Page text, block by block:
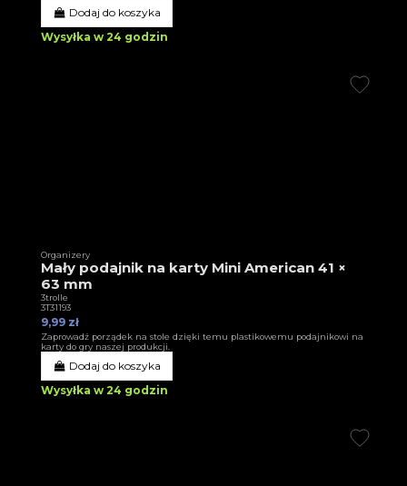
Dodaj do koszyka
Wysyłka w 24 godzin
Organizery
Mały podajnik na karty Mini American 41 ×
63 mm
3trolle
3T31193
9,99 zł
Zaprowadź porządek na stole dzięki temu plastikowemu podajnikowi na
karty do gry naszej produkcji.
Dodaj do koszyka
Wysyłka w 24 godzin